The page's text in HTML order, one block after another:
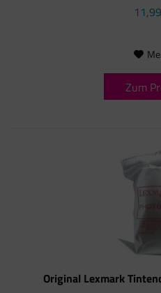
Zum
Original Lexmark